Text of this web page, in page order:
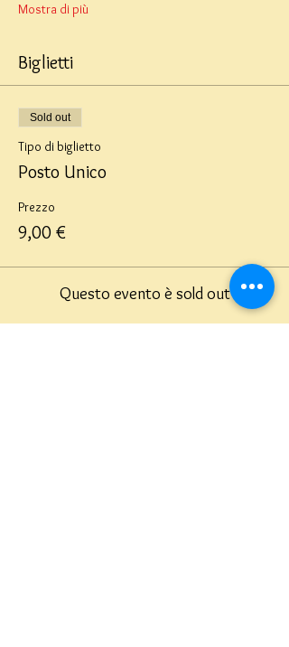
Mostra di più
Biglietti
Sold out
Tipo di biglietto
Posto Unico
Prezzo
9,00 €
Questo evento è sold out